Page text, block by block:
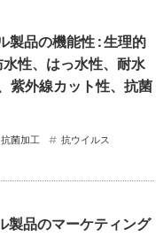
製品の機能性 : 生理的
性、はっ水性、耐水
紫外線カット性、抗菌
抗菌加工
抗ウイルス
製品のマーケティング